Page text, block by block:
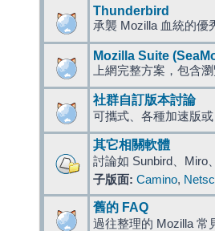
Thunderbird
承襲 Mozilla 血統的優
Mozilla Suite
上網完整方案，包含
社群自訂版本討論
可攜式、各種加速版
其它相關軟體
討論如 Sunbird、Miro
子版面: Camino,
舊的 FAQ
過往整理的 Mozilla 常